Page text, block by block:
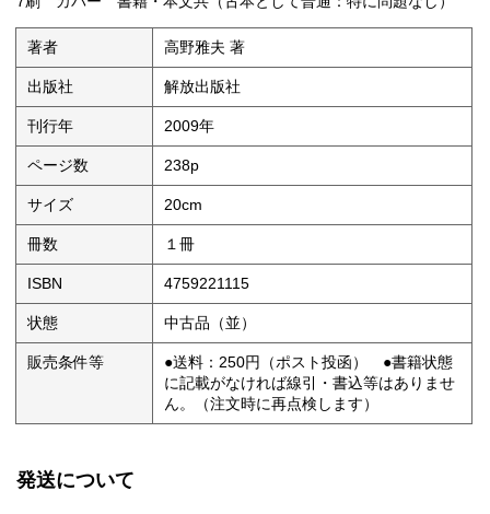
著者 高野雅夫 著
出版社 解放出版社
刊行年 2009年
ページ数 238p
サイズ 20cm
冊数 １冊
ISBN 4759221115
状態 中古品（並）
販売条件等
●送料：250円（ポスト投函） ●書籍状態
に記載がなければ線引・書込等はありませ
ん。（注文時に再点検します）
発送について